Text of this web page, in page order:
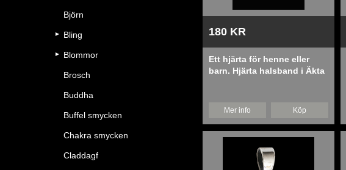
Björn
Bling
Blommor
Brosch
Buddha
Buffel smycken
Chakra smycken
Claddagf
180 KR
Ett hjärta för henne eller
barn. Hjärta halsband i Äkta
Mer info Köp